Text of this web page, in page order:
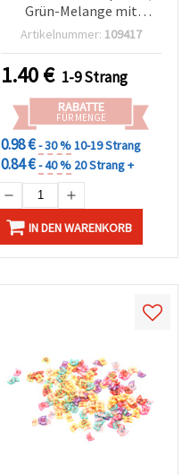
Grün-Melange mit
goldfarbenem Pigment,
Artikelnummer: 109417
1.40€ 1-9 Strang
RABATTE
FÜR MENGE
0.98 €- 30 %10-19 Strang
0.84 €- 40 % 20 Strang +
IN DEN WARENKORB